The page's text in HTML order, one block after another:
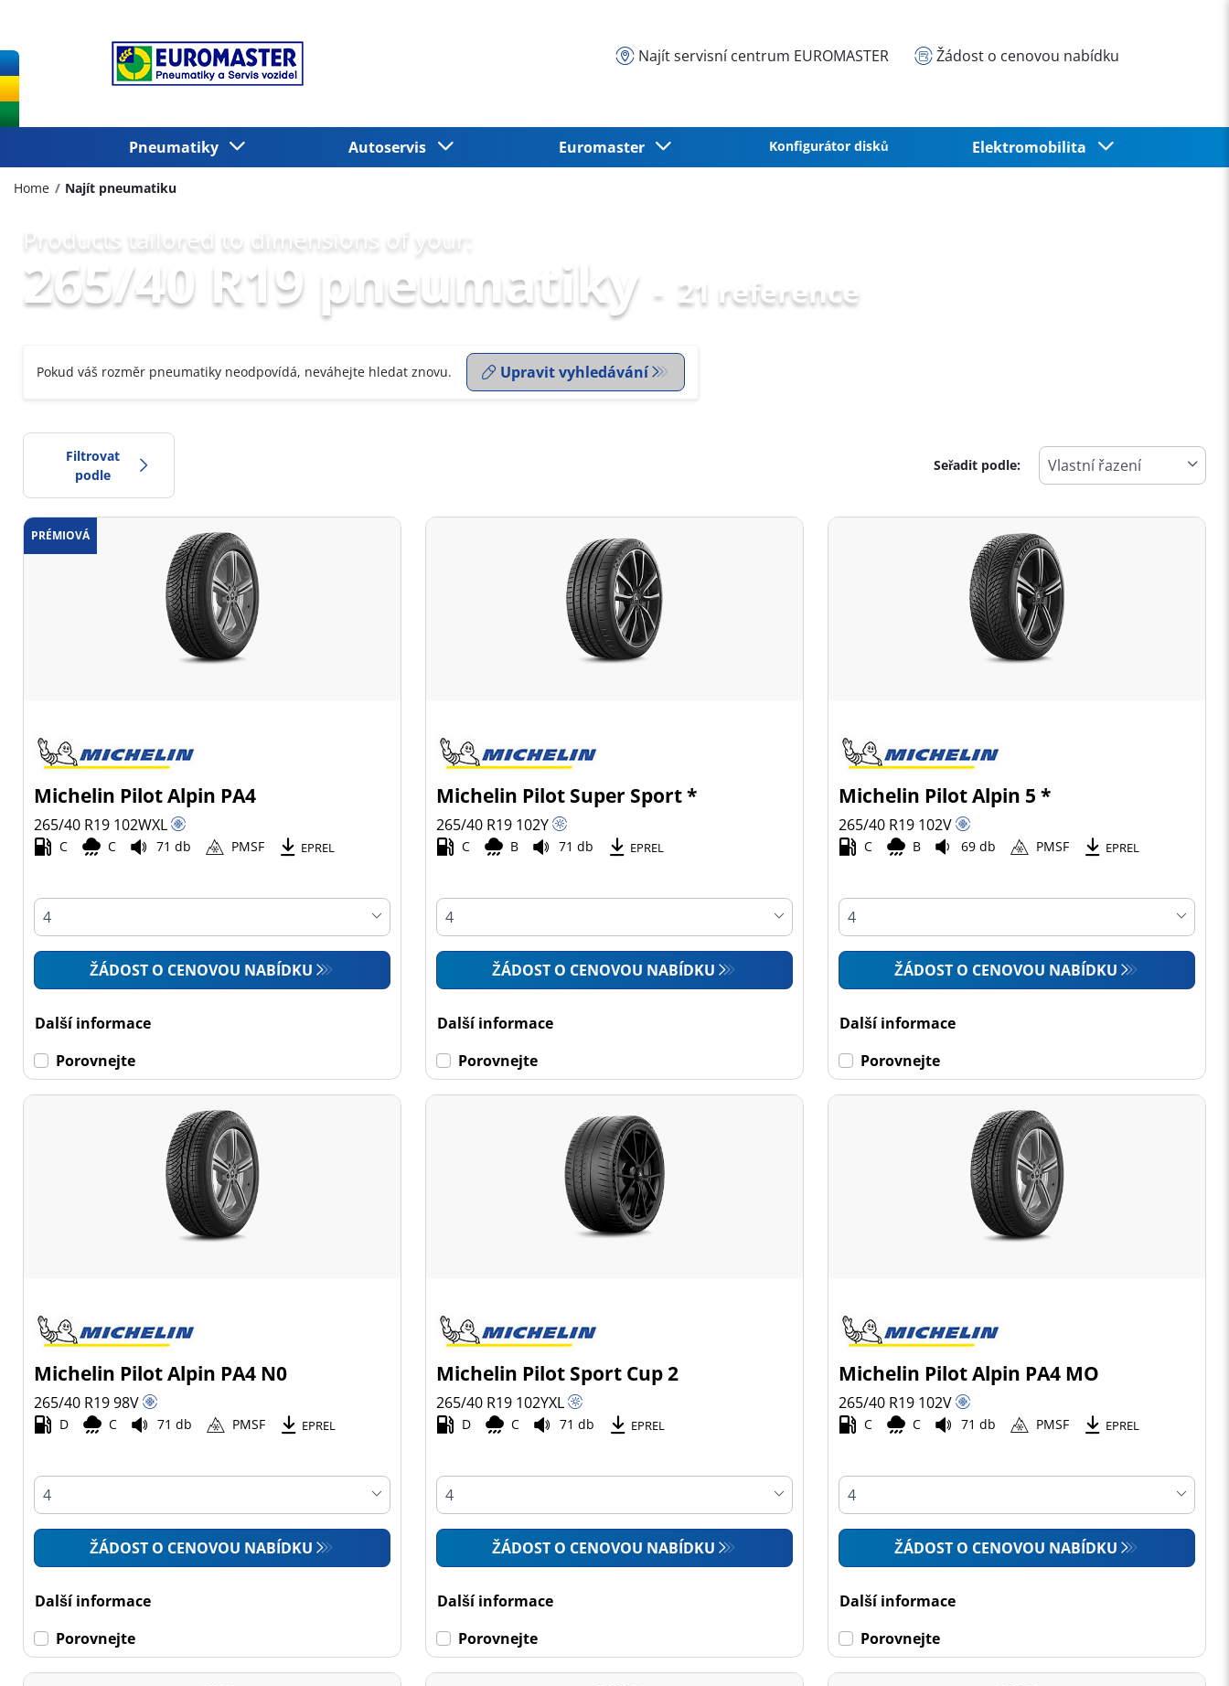
Najít servisní centrum EUROMASTER Žádost o cenovou nabídku
Pneumatiky Autoservis Euromaster Konfigurátor disků Elektromobilita
Home Najít pneumatiku
Products tailored to dimensions of your:
265/40 R19 pneumatiky - 21 reference
Pokud váš rozměr pneumatiky neodpovídá, neváhejte hledat znovu. Upravit vyhledávání
Filtrovat
podle
Cena
0 2
Všechny typy (21)
Celoroční (0)
Všechny typy (21)
Dodávka (0)
Campingový vůz (0)
(0)
Dojezdové
Ne dojezdové (21)
Seřadit podle:
PRÉMIOVÁ
Michelin Pilot Alpin PA4
265/40 R19 102WXL
C C 71 db PMSF EPREL
ŽÁDOST O CENOVOU NABÍDKU
Další informace
Porovnejte
Michelin Pilot Super Sport *
265/40 R19 102Y
C B 71 db EPREL
ŽÁDOST O CENOVOU NABÍDKU
Další informace
Porovnejte
Michelin Pilot Alpin 5 *
265/40 R19 102V
C B 69 db PMSF EPREL
ŽÁDOST O CENOVOU NABÍDKU
Další informace
Porovnejte
Michelin Pilot Alpin PA4 N0
265/40 R1998V
D C 71 db PMSF EPREL
ŽÁDOST O CENOVOU NABÍDKU
Další informace
Porovnejte
Michelin Pilot Sport Cup 2
265/40 R19 102YXL
D C 71 db EPREL
ŽÁDOST O CENOVOU NABÍDKU
Další informace
Porovnejte
Michelin Pilot Alpin PA4 MO
265/40 R19 102V
C C 71 db PMSF EPREL
ŽÁDOST O CENOVOU NABÍDKU
Další informace
Porovnejte